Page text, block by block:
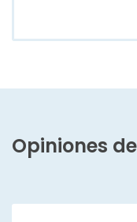
Opiniones